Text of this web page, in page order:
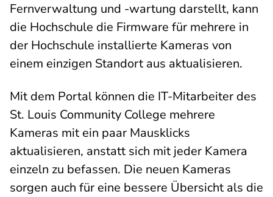
Fernverwaltung und -wartung darstellt, kann
die Hochschule die Firmware für mehrere in
der Hochschule installierte Kameras von
einem einzigen Standort aus aktualisieren.
Mit dem Portal können die IT-Mitarbeiter des
St. Louis Community College mehrere
Kameras mit ein paar Mausklicks
aktualisieren, anstatt sich mit jeder Kamera
einzeln zu befassen. Die neuen Kameras
sorgen auch für eine bessere Übersicht als die